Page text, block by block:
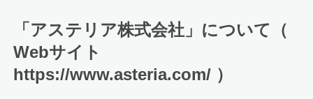
「アステリア株式会社」について（
Webサイト
https://www.asteria.com/ ）